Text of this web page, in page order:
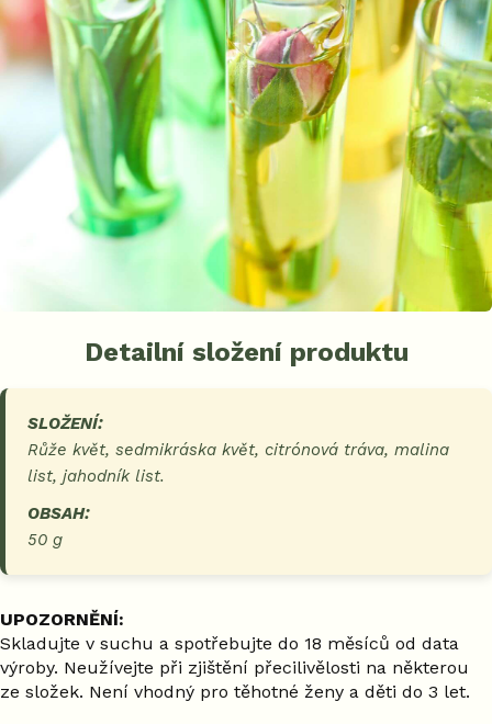
Detailní složení produktu
SLOŽENÍ:
Růže květ, sedmikráska květ, citrónová tráva, malina
list, jahodník list.
OBSAH:
50 g
UPOZORNĚNÍ:
Skladujte v suchu a spotřebujte do 18 měsíců od data
výroby. Neužívejte při zjištění přecilivělosti na některou
ze složek. Není vhodný pro těhotné ženy a děti do 3 let.